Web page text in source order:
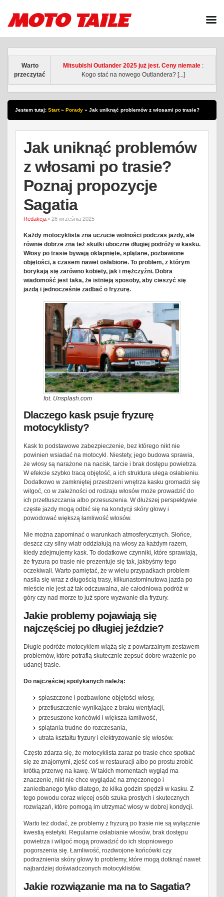
Warto
przeczytać
Mitsubishi Outlander 2025 już jest. Ceny niemałe:
Kogo stać na nowego Outlandera? [...]
Jestem tutaj: Start» Porady » Jak uniknąć problemów z włosami po trasie?
Poznaj propozycje Sagatia
Jak uniknąć problemów
z włosami po trasie?
Poznaj propozycje
Sagatia
Redakcja • 26 września 2025
Każdy motocyklista zna uczucie wolności podczas jazdy, ale
równie dobrze zna też skutki uboczne długiej podróży w kasku.
Włosy po trasie bywają oklapnięte, splątane, pozbawione
objętości, a czasem nawet osłabione. To problem, z którym
borykają się zarówno kobiety, jak i mężczyźni. Dobra
wiadomość jest taka, że istnieją sposoby, aby cieszyć się
jazdą i jednocześnie zadbać o fryzurę.
fot. Unsplash.com
Dlaczego kask psuje fryzurę
motocyklisty?
Kask to podstawowe zabezpieczenie, bez którego nikt nie
powinien wsiadać na motocykl. Niestety, jego budowa sprawia,
że włosy są narażone na nacisk, tarcie i brak dostępu powietrza.
W efekcie szybko tracą objętość, a ich struktura ulega osłabieniu.
Dodatkowo w zamkniętej przestrzeni wnętrza kasku gromadzi się
wilgoć, co w zależności od rodzaju włosów może prowadzić do
ich przetłuszczania albo przesuszenia. W dłuższej perspektywie
częste jazdy mogą odbić się na kondycji skóry głowy i
powodować większą łamliwość włosów.
Nie można zapominać o warunkach atmosferycznych. Słońce,
deszcz czy silny wiatr oddziałują na włosy za każdym razem,
kiedy zdejmujemy kask. To dodatkowe czynniki, które sprawiają,
że fryzura po trasie nie prezentuje się tak, jakbyśmy tego
oczekiwali. Warto pamiętać, że w wielu przypadkach problem
nasila się wraz z długością trasy, kilkunastominutowa jazda po
mieście nie jest aż tak odczuwalna, ale całodniowa podróż w
góry czy nad morze to już spore wyzwanie dla fryzury.
Jakie problemy pojawiają się
najczęściej po długiej jeździe?
Długie podróże motocyklem wiążą się z powtarzalnym zestawem
problemów, które potrafią skutecznie zepsuć dobre wrażenie po
udanej trasie.
Do najczęściej spotykanych należą:
spłaszczone i pozbawione objętości włosy,
przetłuszczenie wynikające z braku wentylacji,
przesuszone końcówki i większa łamliwość,
splątania trudne do rozczesania,
utrata kształtu fryzury i elektryzowanie się włosów.
Często zdarza się, że motocyklista zaraz po trasie chce spotkać
się ze znajomymi, zjeść coś w restauracji albo po prostu zrobić
krótką przerwę na kawę. W takich momentach wygląd ma
znaczenie, nikt nie chce wyglądać na zmęczonego i
zaniedbanego tylko dlatego, że kilka godzin spędził w kasku. Z
tego powodu coraz więcej osób szuka prostych i skutecznych
rozwiązań, które pomogą im utrzymać włosy w dobrej kondycji.
Warto też dodać, że problemy z fryzurą po trasie nie są wyłącznie
kwestią estetyki. Regularne osłabianie włosów, brak dostępu
powietrza i wilgoć mogą prowadzić do ich stopniowego
pogorszenia się. Łamliwość, rozdwojone końcówki czy
podrażnienia skóry głowy to problemy, które mogą dotknąć nawet
najbardziej doświadczonych motocyklistów.
Jakie rozwiązanie ma na to Sagatia?